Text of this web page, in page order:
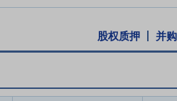
科技赋能安全生产，公司各场站及
安全监管平台，有效提升安全生产的
查治理双重预防机制，持续提升本质
拥有一批业务素质优秀、对公司高
股权质押 并